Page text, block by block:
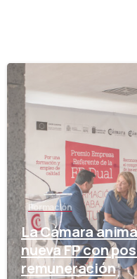
Formación
La Cámara
nueva FP con
remuneración